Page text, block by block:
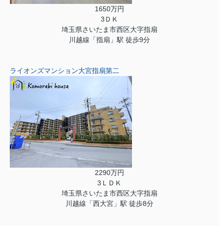
1650万円
3ＤＫ
埼玉県さいたま市西区大字指扇
川越線「指扇」駅 徒歩9分
ライオンズマンション大宮指扇第二
2290万円
3ＬＤＫ
埼玉県さいたま市西区大字指扇
川越線「西大宮」駅 徒歩8分